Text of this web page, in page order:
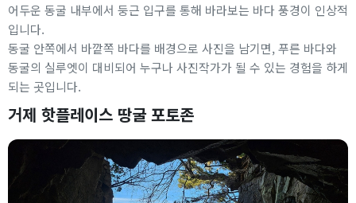
어두운 동굴 내부에서 둥근 입구를 통해 바라보는 바다 풍경이 인상적
입니다.
동굴 안쪽에서 바깥쪽 바다를 배경으로 사진을 남기면, 푸른 바다와
동굴의 실루엣이 대비되어 누구나 사진작가가 될 수 있는 경험을 하게
되는 곳입니다.
거제 핫플레이스 땅굴 포토존